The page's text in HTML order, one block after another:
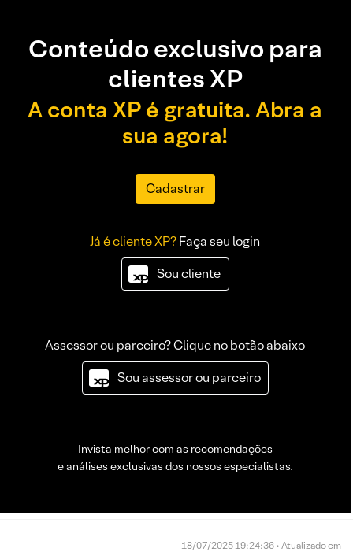
Conteúdo exclusivo para
clientes XP
A conta XP é gratuita. Abra a
sua agora!
Cadastrar
Já é cliente XP?Faça seu login
Sou cliente
Assessor ou parceiro? Clique no botão abaixo
Sou assessor ou parceiro
Invista melhor com as recomendações
e análises exclusivas dos nossos especialistas.
18/07/2025 19:24:36 • Atualizado em